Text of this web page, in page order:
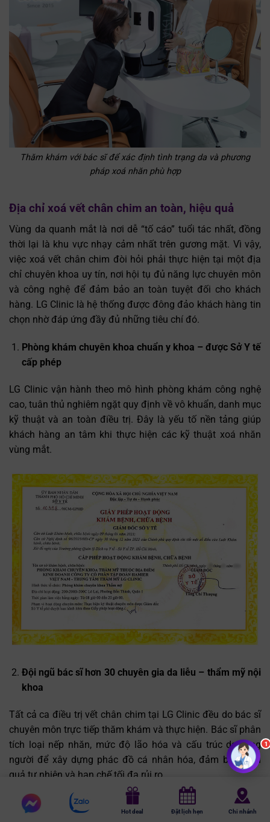
Thăm khám với bác sĩ để xác định tình trạng da và phương
pháp xoá nhăn phù hợp
Địa chỉ xoá vết chân chim an toàn, hiệu quả
Vùng da quanh mắt là nơi dễ “tố cáo” tuổi tác nhất, đồng
thời lại là khu vực nhạy cảm nhất trên gương mặt. Vì vậy,
việc xoá vết chân chim đòi hỏi phải thực hiện tại một địa
chỉ chuyên khoa uy tín, nơi hội tụ đủ năng lực chuyên môn
và công nghệ để đảm bảo an toàn tuyệt đối cho khách
hàng. LG Clinic là hệ thống được đông đảo khách hàng tin
chọn nhờ đáp ứng đầy đủ những tiêu chí đó.
Phòng khám chuyên khoa chuẩn y khoa – được Sở Y tế
cấp phép
LG Clinic vận hành theo mô hình phòng khám công nghệ
cao, tuân thủ nghiêm ngặt quy định về vô khuẩn, danh mục
kỹ thuật và an toàn điều trị. Đây là yếu tố nền tảng giúp
khách hàng an tâm khi thực hiện các kỹ thuật xoá nhăn
vùng mắt.
Đội ngũ bác sĩ hơn 30 chuyên gia da liễu – thẩm mỹ nội
khoa
Tất cả ca điều trị vết chân chim tại LG Clinic đều do bác sĩ
chuyên môn trực tiếp thăm khám và thực hiện. Bác sĩ phân
tích loại nếp nhăn, mức độ lão hóa và cấu trúc da từng
người để xây dựng phác đồ cá nhân hóa, đảm bảo hiệu
quả tự nhiên và hạn chế tối đa rủi ro.
Chat
messenger
Chat
Hot deal Đặt lịch hẹn Chi nhánh
1